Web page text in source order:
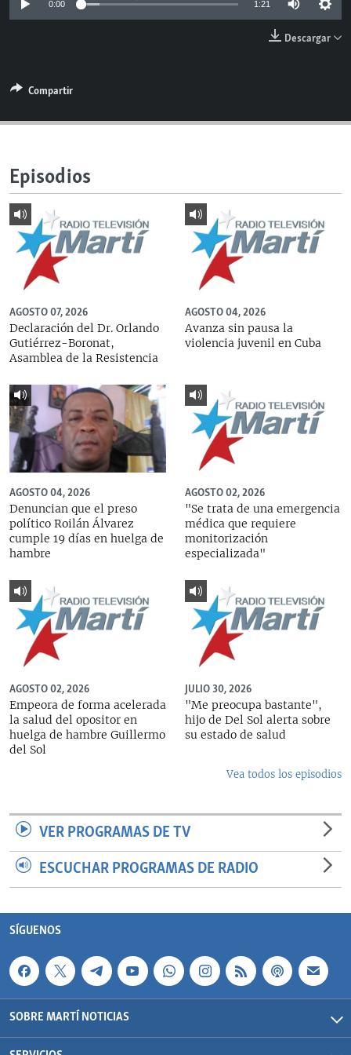
RADIO MARTÍ
LA REALIDAD DE LA VIVIENDA EN CUBA
SER VIEJO EN CUBA
LOS SANTOS DE HIALEAH
DESINFORMACIÓN RUSA EN AMÉRICA LATINA
LA INVASIÓN DE RUSIA A UCRANIA
EDITORIALES
0:00 1:21
Descargar
Compartir
Episodios
AGOSTO 07, 2026
Declaración del Dr. Orlando
Gutiérrez-Boronat,
Asamblea de la Resistencia
AGOSTO 04, 2026
Avanza sin pausa la
violencia juvenil en Cuba
AGOSTO 04, 2026
Denuncian que el preso
político Roilán Álvarez
cumple 19 días en huelga de
hambre
AGOSTO 02, 2026
"Se trata de una emergencia
médica que requiere
monitorización
especializada"
AGOSTO 02, 2026
Empeora de forma acelerada
la salud del opositor en
huelga de hambre Guillermo
del Sol
JULIO 30, 2026
"Me preocupa bastante",
hijo de Del Sol alerta sobre
su estado de salud
Vea todos los episodios
VER PROGRAMAS DE TV
ESCUCHAR PROGRAMAS DE RADIO
SÍGUENOS
SOBRE MARTÍ NOTICIAS